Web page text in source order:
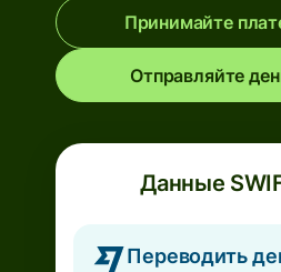
Принимайте
Отправляйте
Данные
Переводить